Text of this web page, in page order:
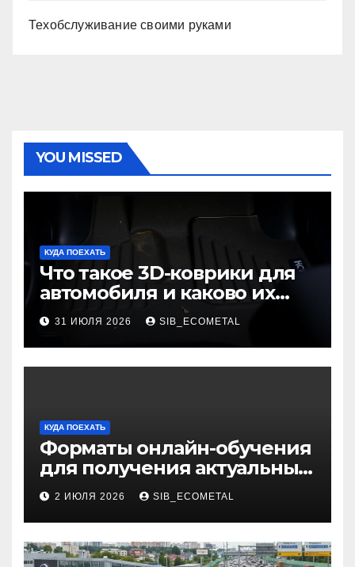
Техобслуживание своими руками
YOU MISSED
КУДА ПОЕХАТЬ
Что такое 3D-коврики для
автомобиля и каково их
основное назначение
31 ИЮЛЯ 2026 SIB_ECOMETAL
КУДА ПОЕХАТЬ
Форматы онлайн-обучения
для получения актуальных
профессий
2 ИЮЛЯ 2026 SIB_ECOMETAL